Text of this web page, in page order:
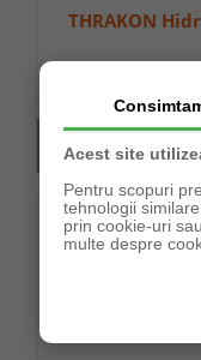
THRAKON
În stoc(7buc)
Acest site
Pentru scopuri
tehnologii
prin cookie-uri
multe despre